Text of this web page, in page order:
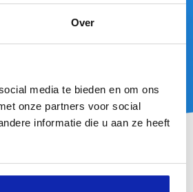
Over
media te bieden en om ons
onze partners voor social
informatie die u aan ze heeft
DOMEIN ZOEKEN